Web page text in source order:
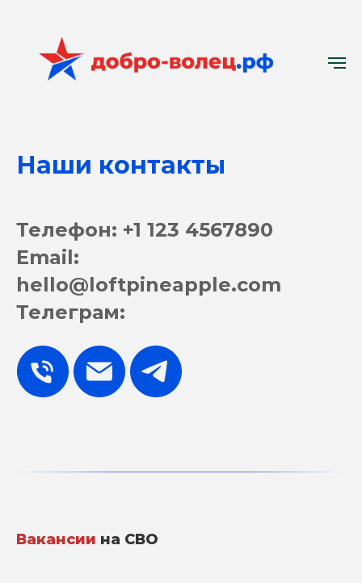
Наши контакты
Телефон: +1 123 4567890
Email:
hello@loftpineapple.com
Телеграм:
Вакансии на СВО